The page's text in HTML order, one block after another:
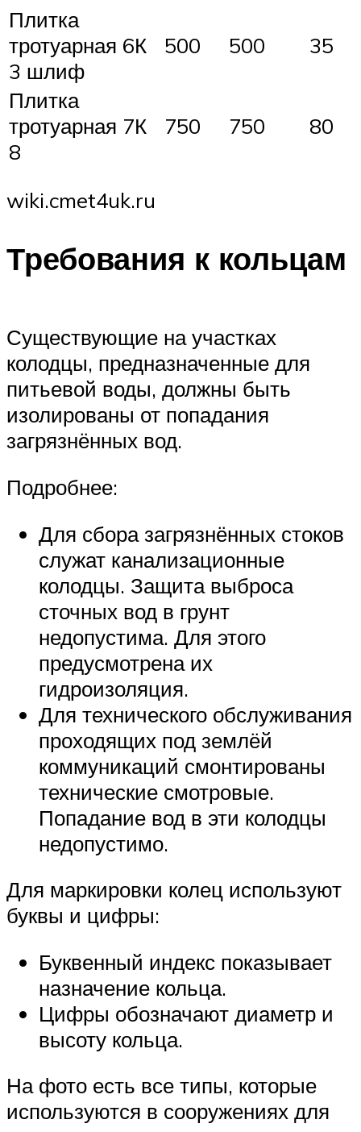
Плитка
тротуарная 6К
3 шлиф
500 500 35
Плитка
тротуарная 7К
8
750 750 80
wiki.cmet4uk.ru
Требования к кольцам
Существующие на участках
колодцы, предназначенные для
питьевой воды, должны быть
изолированы от попадания
загрязнённых вод.
Подробнее:
Для сбора загрязнённых стоков
служат канализационные
колодцы. Защита выброса
сточных вод в грунт
недопустима. Для этого
предусмотрена их
гидроизоляция.
Для технического обслуживания
проходящих под землёй
коммуникаций смонтированы
технические смотровые.
Попадание вод в эти колодцы
недопустимо.
Для маркировки колец используют
буквы и цифры:
Буквенный индекс показывает
назначение кольца.
Цифры обозначают диаметр и
высоту кольца.
На фото есть все типы, которые
используются в сооружениях для